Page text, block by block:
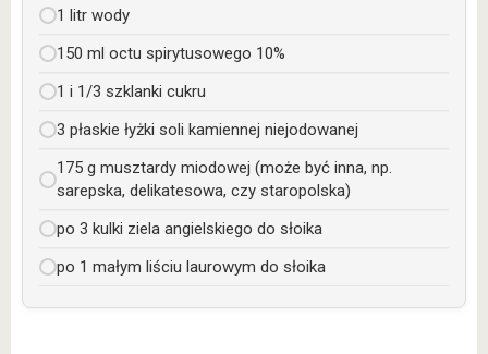
1 litr wody
150 ml octu spirytusowego 10%
1 i 1/3 szklanki cukru
3 płaskie łyżki soli kamiennej niejodowanej
175 g musztardy miodowej (może być inna, np.
sarepska, delikatesowa, czy staropolska)
po 3 kulki ziela angielskiego do słoika
po 1 małym liściu laurowym do słoika